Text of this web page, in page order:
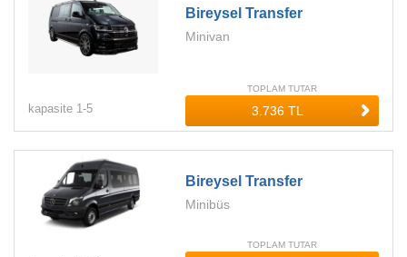
Bireysel Transfer
Minivan
kapasite 1-5
TOPLAM TUTAR
Bireysel Transfer
Minibüs
TOPLAM TUTAR